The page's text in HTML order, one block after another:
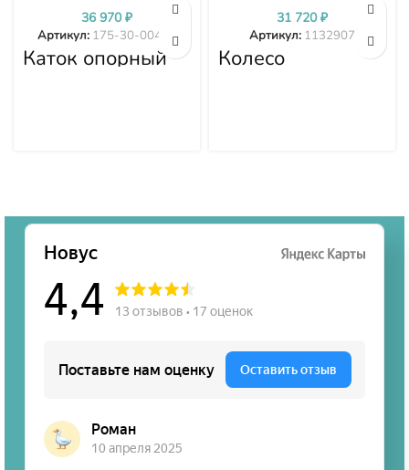
Каток опорный
двубортный 175-
Артикул: 175-30-00499
36 970₽
Колесо
направляющее
Артикул: 1132907
31 720₽